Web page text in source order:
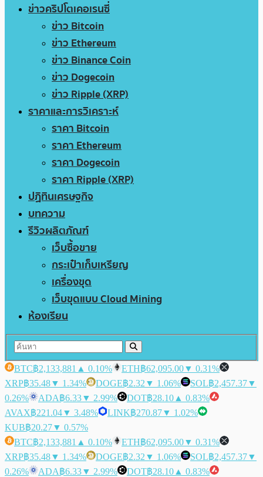
ข่าวคริปโตเคอเรนซี่
ข่าว Bitcoin
ข่าว Ethereum
ข่าว Binance Coin
ข่าว Dogecoin
ข่าว Ripple (XRP)
ราคาและการวิเคราะห์
ราคา Bitcoin
ราคา Ethereum
ราคา Dogecoin
ราคา Ripple (XRP)
ปฏิทินเศรษฐกิจ
บทความ
รีวิวผลิตภัณฑ์
เว็บซื้อขาย
กระเป๋าเก็บเหรียญ
เครื่องขุด
เว็บขุดแบบ Cloud Mining
ห้องเรียน
BTC฿2,133,881 ▲ 0.10% ETH฿62,095.00▼ 0.31%
XRP฿35.48▼ 1.34% DOGE฿2.32 ▼ 1.06% SOL฿2,457.37▼
0.26%
ADA฿6.33▼ 2.99% DOT฿28.10 ▲ 0.83%
AVAX฿221.04▼ 3.48% LINK฿270.87▼ 1.02%
KUB฿20.27▼ 0.57%
BTC฿2,133,881 ▲ 0.10% ETH฿62,095.00▼ 0.31%
XRP฿35.48▼ 1.34% DOGE฿2.32 ▼ 1.06% SOL฿2,457.37▼
0.26%
ADA฿6.33▼ 2.99% DOT฿28.10 ▲ 0.83%